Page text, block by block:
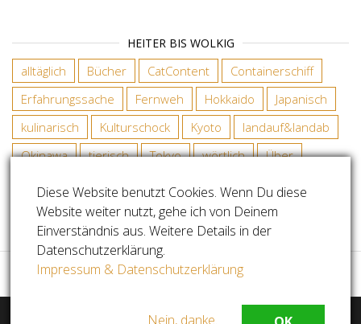
HEITER BIS WOLKIG
alltäglich Bücher CatContent
Containerschiff
Erfahrungssache
Fernweh Hokkaido
Japanisch
kulinarisch
Kulturschock Kyoto
landauf&landab
Okinawa
tierisch Tokyo wörtlich Über
COPYRIGHT SABINE RADDATZ
Diese Website benutzt Cookies. Wenn Du diese
Website weiter nutzt, gehe ich von Deinem
Einverständnis aus. Weitere Details in der
Datenschutzerklärung.
Impressum & Datenschutzerklärung
Nein, danke.